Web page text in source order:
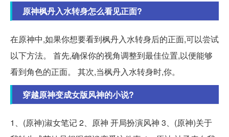
原神枫丹入水转身怎么看见正面?
在原神中,如果你想要看到枫丹入水转身后的正面,可以尝试
以下方法。 首先,确保你的视角调整到最佳位置,以便能够
看到角色的正面。 其次,当枫丹入水转身时,你。
穿越原神变成女版风神的小说?
1、(原神)淑女笔记 2、原神 开局扮演风神 3、(原神)关于